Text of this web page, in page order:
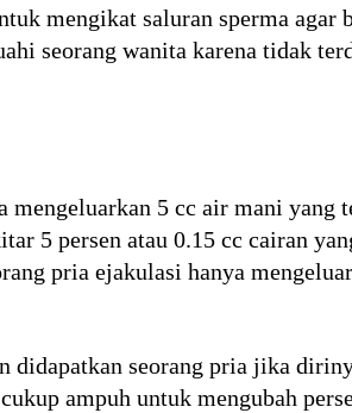
mengikat saluran sperma agar
seorang wanita karena tidak
mengeluarkan 5 cc air mani yang
5 persen atau 0.15 cc cairan
pria ejakulasi hanya
didapatkan seorang pria jika
ampuh untuk mengubah